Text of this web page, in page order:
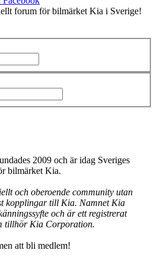
forum för bilmärket Kia i Sverige!
2009 och är idag Sveriges
bilmärket Kia.
och oberoende community utan
kopplingar till Kia. Namnet Kia
och är ett registrerat
tillhör Kia Corporation.
att bli medlem!